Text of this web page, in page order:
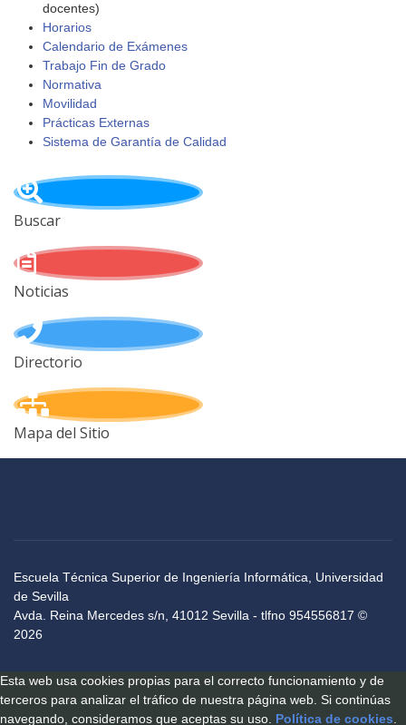
docentes)
Horarios
Calendario de Exámenes
Trabajo Fin de Grado
Normativa
Movilidad
Prácticas Externas
Sistema de Garantía de Calidad
Buscar
Noticias
Directorio
Mapa del Sitio
Escuela Técnica Superior de Ingeniería Informática, Universidad
de Sevilla
Avda. Reina Mercedes s/n, 41012 Sevilla - tlfno 954556817 ©
2026
Esta web usa cookies propias para el correcto funcionamiento y de
terceros para analizar el tráfico de nuestra página web. Si continúas
navegando, consideramos que aceptas su uso. Política de cookies